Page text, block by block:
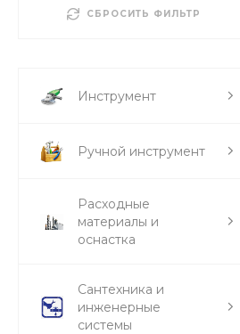
СБРОСИТЬ ФИЛЬТР
Инструмент
Ручной инструмент
Расходные
материалы и
оснастка
Сантехника и
инженерные
системы